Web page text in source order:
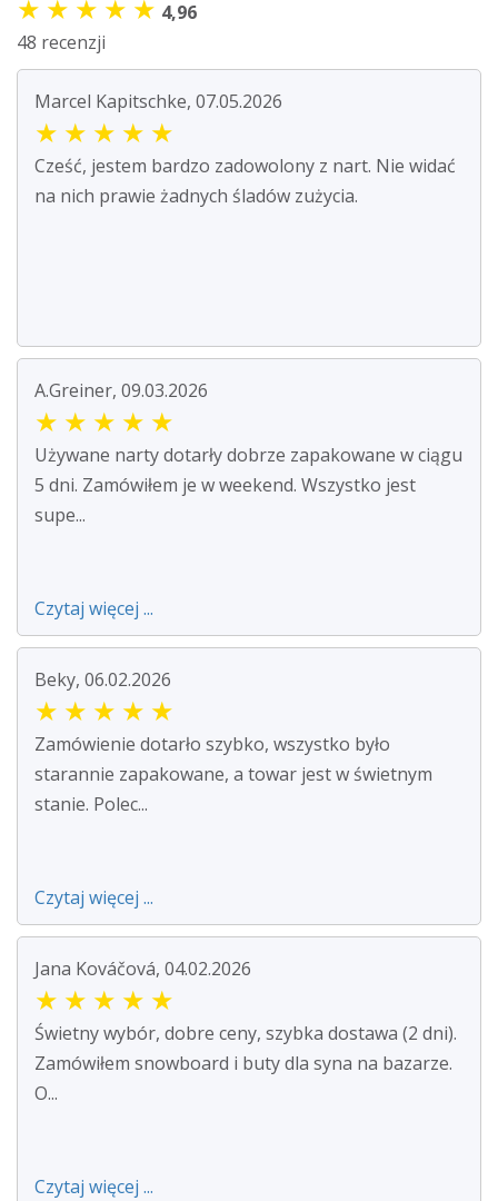
★ ★ ★ ★ ★ 4,96
48 recenzji
Marcel Kapitschke, 07.05.2026
★ ★ ★ ★ ★
Cześć, jestem bardzo zadowolony z nart. Nie widać
na nich prawie żadnych śladów zużycia.
A.Greiner, 09.03.2026
★ ★ ★ ★ ★
Używane narty dotarły dobrze zapakowane w ciągu
5 dni. Zamówiłem je w weekend. Wszystko jest
supe...
Czytaj więcej ...
Beky, 06.02.2026
★ ★ ★ ★ ★
Zamówienie dotarło szybko, wszystko było
starannie zapakowane, a towar jest w świetnym
stanie. Polec...
Czytaj więcej ...
Jana Kováčová, 04.02.2026
★ ★ ★ ★ ★
Świetny wybór, dobre ceny, szybka dostawa (2 dni).
Zamówiłem snowboard i buty dla syna na bazarze.
O...
Czytaj więcej ...